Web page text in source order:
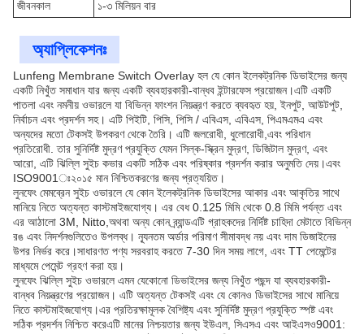
জীবনকাল
১-৩ মিলিয়ন বার
অ্যাপ্লিকেশনঃ
Lunfeng Membrane Switch Overlay হল যে কোন ইলেকট্রনিক ডিভাইসের জন্য
একটি নিখুঁত সমাধান যার জন্য একটি ব্যবহারকারী-বান্ধব ইন্টারফেস প্রয়োজন।এটি একটি
পাতলা এবং নমনীয় ওভারলে যা বিভিন্ন ফাংশন নিয়ন্ত্রণ করতে ব্যবহৃত হয়, ইনপুট, আউটপুট,
নির্বাচন এবং প্রদর্শন সহ। এটি পিইটি, পিসি, পিসি / এবিএস, এবিএস, পিএমএমএ এবং
অন্যদের মতো টেকসই উপকরণ থেকে তৈরি। এটি জলরোধী, ধুলোরোধী,এবং পরিধান
প্রতিরোধী. তার সুনির্দিষ্ট মুদ্রণ প্রযুক্তি যেমন সিল্ক-স্ক্রিন মুদ্রণ, ডিজিটাল মুদ্রণ, এবং
আরো, এটি ঝিল্লি সুইচ কভার একটি সঠিক এবং পরিষ্কার প্রদর্শন করার অনুমতি দেয়।এবং
ISO9001ঃ২০১৫ মান নিশ্চিতকরণের জন্য প্রত্যয়িত।
লুনফেং মেমব্রেন সুইচ ওভারলে যে কোন ইলেকট্রনিক ডিভাইসের আকার এবং আকৃতির সাথে
মানিয়ে নিতে অত্যন্ত কাস্টমাইজযোগ্য। এর বেধ 0.125 মিমি থেকে 0.8 মিমি পর্যন্ত এবং
এর আঠালো 3M, Nitto,অথবা অন্য কোন ব্র্যান্ডএটি গ্রাহকদের নির্দিষ্ট চাহিদা মেটাতে বিভিন্ন
রঙ এবং নিদর্শনগুলিতেও উপলব্ধ। ন্যূনতম অর্ডার পরিমাণ সীমাবদ্ধ নয় এবং দাম ডিজাইনের
উপর নির্ভর করে।সাধারণত পণ্য সরবরাহ করতে 7-30 দিন সময় লাগে, এবং TT পেমেন্টের
মাধ্যমে পেমেন্ট গ্রহণ করা হয়।
লুনফেং ঝিল্লি সুইচ ওভারলে এমন যেকোনো ডিভাইসের জন্য নিখুঁত পছন্দ যা ব্যবহারকারী-
বান্ধব নিয়ন্ত্রণের প্রয়োজন। এটি অত্যন্ত টেকসই এবং যে কোনও ডিভাইসের সাথে মানিয়ে
নিতে কাস্টমাইজযোগ্য।এর প্রতিরক্ষামূলক বৈশিষ্ট্য এবং সুনির্দিষ্ট মুদ্রণ প্রযুক্তি স্পষ্ট এবং
সঠিক প্রদর্শন নিশ্চিত করেএটি মানের নিশ্চয়তার জন্য ইউএল, সিএসএ এবং আইএসও9001: